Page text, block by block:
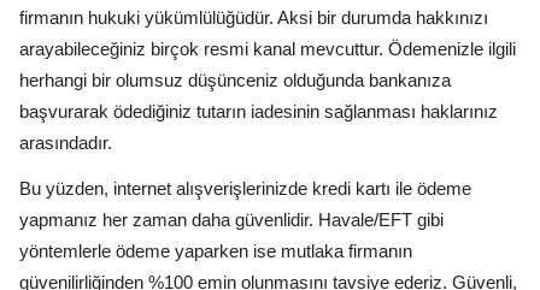
firmanın hukuki yükümlülüğüdür. Aksi bir durumda hakkınızı
arayabileceğiniz birçok resmi kanal mevcuttur. Ödemenizle ilgili
herhangi bir olumsuz düşünceniz olduğunda bankanıza
başvurarak ödediğiniz tutarın iadesinin sağlanması haklarınız
arasındadır.
Bu yüzden, internet alışverişlerinizde kredi kartı ile ödeme
yapmanız her zaman daha güvenlidir. Havale/EFT gibi
yöntemlerle ödeme yaparken ise mutlaka firmanın
güvenilirliğinden %100 emin olunmasını tavsiye ederiz. Güvenli,